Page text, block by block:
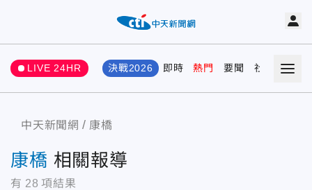
LIVE 24HR 決戰2026 即時 熱門 要聞 社會 娛樂
中天新聞網 康橋
康橋 相關報導
有 28 項結果